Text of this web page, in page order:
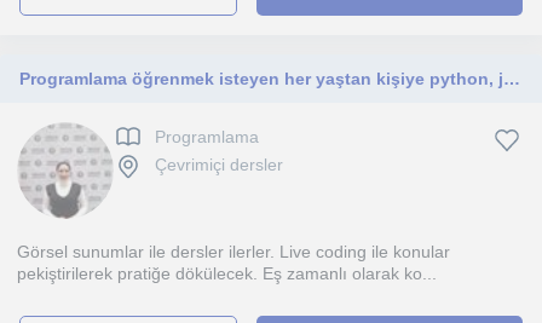
Programlama öğrenmek isteyen her yaştan kişiye python, java dilleri üzerinden nesne tabanlı programlamaya kadar öğretebilirim.
Programlama
Çevrimiçi dersler
Görsel sunumlar ile dersler ilerler. Live coding ile konular
pekiştirilerek pratiğe dökülecek. Eş zamanlı olarak ko...